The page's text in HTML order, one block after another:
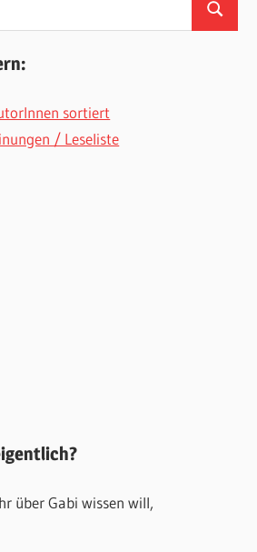
Suchen
sortiert
/ Leseliste
über Gabi wissen will,